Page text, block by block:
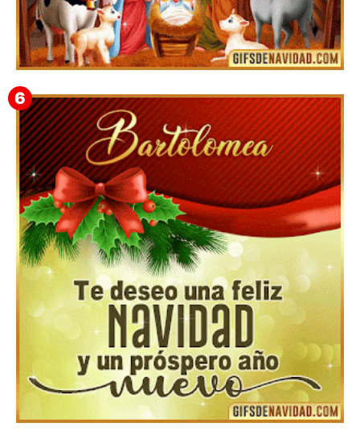
Feliz Navidad y próspero Año Nuevo Gladis